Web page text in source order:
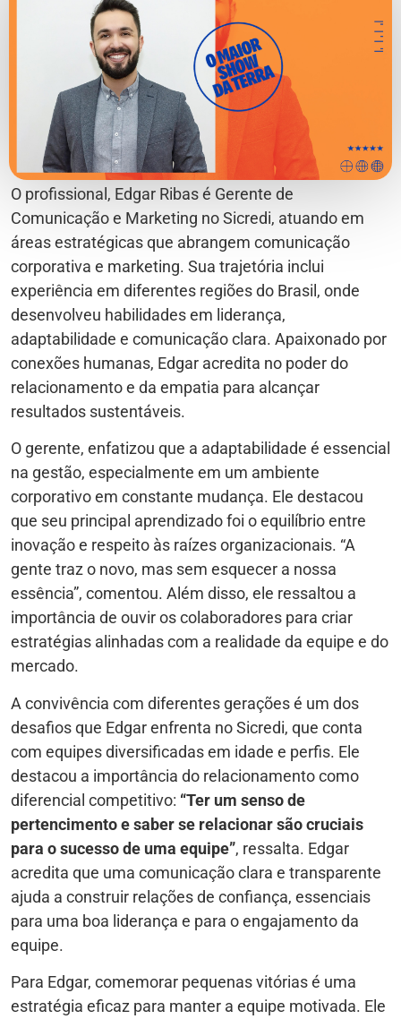
O profissional, Edgar Ribas é Gerente de
Comunicação e Marketing no Sicredi, atuando em
áreas estratégicas que abrangem comunicação
corporativa e marketing. Sua trajetória inclui
experiência em diferentes regiões do Brasil, onde
desenvolveu habilidades em liderança,
adaptabilidade e comunicação clara. Apaixonado por
conexões humanas, Edgar acredita no poder do
relacionamento e da empatia para alcançar
resultados sustentáveis.
O gerente, enfatizou que a adaptabilidade é essencial
na gestão, especialmente em um ambiente
corporativo em constante mudança. Ele destacou
que seu principal aprendizado foi o equilíbrio entre
inovação e respeito às raízes organizacionais. “A
gente traz o novo, mas sem esquecer a nossa
essência”, comentou. Além disso, ele ressaltou a
importância de ouvir os colaboradores para criar
estratégias alinhadas com a realidade da equipe e do
mercado.
A convivência com diferentes gerações é um dos
desafios que Edgar enfrenta no Sicredi, que conta
com equipes diversificadas em idade e perfis. Ele
destacou a importância do relacionamento como
diferencial competitivo: “Ter um senso de
pertencimento e saber se relacionar são cruciais
para o sucesso de uma equipe”, ressalta. Edgar
acredita que uma comunicação clara e transparente
ajuda a construir relações de confiança, essenciais
para uma boa liderança e para o engajamento da
equipe.
Para Edgar, comemorar pequenas vitórias é uma
estratégia eficaz para manter a equipe motivada. Ele